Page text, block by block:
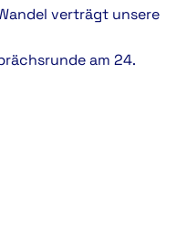
verträgt unsere
am 24.